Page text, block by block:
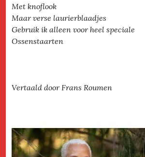
Met knoflook
Maar verse laurierblaadjes
Gebruik ik alleen voor heel speciale
Ossenstaarten
Vertaald door Frans Roumen